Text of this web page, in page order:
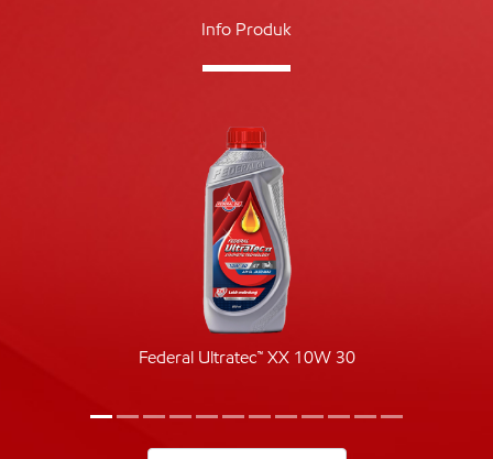
Info Produk
Federal Ultratec™ XX 10W 30